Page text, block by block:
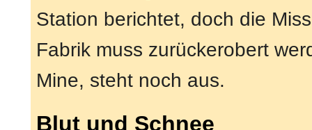
Station berichtet, doch die
Fabrik muss zurückerobert
Mine, steht noch aus.
Blut und Schnee